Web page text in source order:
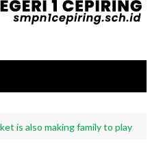
is also making family to play